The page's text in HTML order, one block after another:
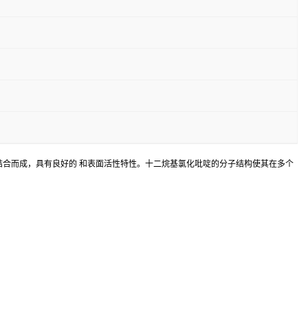
而成，具有良好的 和表面活性特性。十二烷基氯化吡啶的分子结构使其在多个